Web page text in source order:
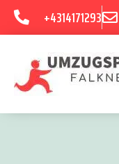
+4314171293